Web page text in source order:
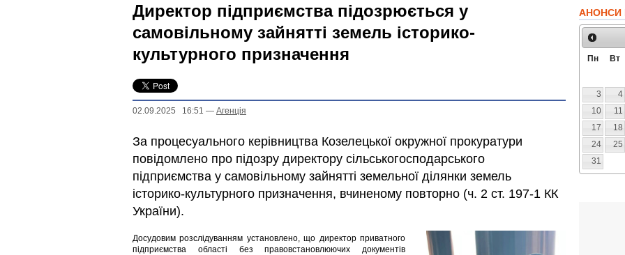
Директор підприємства підозрюється у
самовільному зайнятті земель історико-
культурного призначення
02.09.2025 16:51 — Агенцiя
За процесуального керівництва Козелецької окружної прокуратури
повідомлено про підозру директору сільськогосподарського
підприємства у самовільному зайнятті земельної ділянки земель
історико-культурного призначення, вчиненому повторно (ч. 2 ст. 197-1 КК
України).
Досудовим розслідуванням установлено, що директор приватного
підприємства області без правовстановлюючих документів
АНОНСИ
Пн Вт
3
4
10
11
17
18
24
25
31